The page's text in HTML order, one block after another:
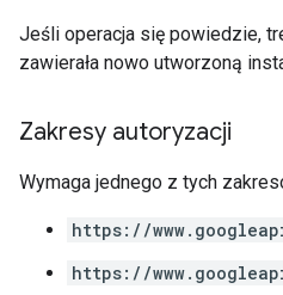
Jeśli operacja się powiedzie,
zawierała nowo utworzoną
Zakresy autoryzacji
Wymaga jednego z tych
https://
https://